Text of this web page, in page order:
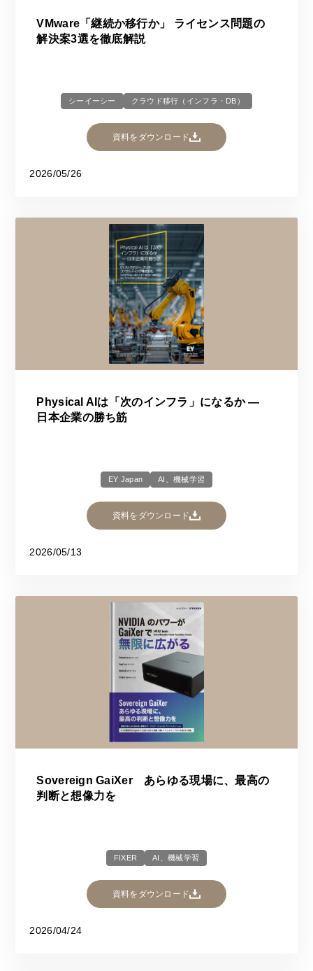
VMware「継続か移行か」 ライセンス問題の
解決案3選を徹底解説
シーイーシー クラウド移行（インフラ・DB）
資料をダウンロード
2026/05/26
Physical AIは「次のインフラ」になるか ―
日本企業の勝ち筋
EY Japan AI、機械学習
資料をダウンロード
2026/05/13
Sovereign GaiXer あらゆる現場に、最高の
判断と想像力を
FIXER AI、機械学習
資料をダウンロード
2026/04/24